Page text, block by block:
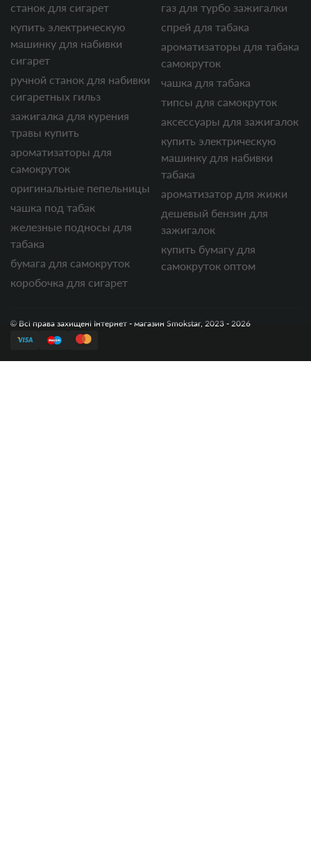
станок для сигарет
купить электрическую
машинку для набивки
сигарет
ручной станок для набивки
сигаретных гильз
зажигалка для курения
травы купить
ароматизаторы для
самокруток
оригинальные пепельницы
чашка под табак
железные подносы для
табака
бумага для самокруток
коробочка для сигарет
газ для турбо зажигалки
спрей для табака
ароматизаторы для табака
самокруток
чашка для табака
типсы для самокруток
аксессуары для зажигалок
купить электрическую
машинку для набивки
табака
ароматизатор для жижи
дешевый бензин для
зажигалок
купить бумагу для
самокруток оптом
© Всі права захищені Інтернет - магазин Smokstar, 2023 - 2026